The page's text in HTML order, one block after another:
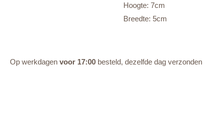
Hoogte: 7cm
Breedte: 5cm
Op werkdagen voor 17:00 besteld, dezelfde dag verzonden